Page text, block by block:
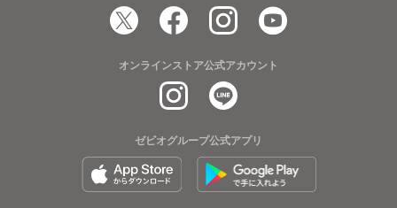
オンラインストア公式アカウント
ゼビオグループ公式アプリ